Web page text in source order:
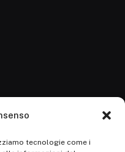
tecnologie come i